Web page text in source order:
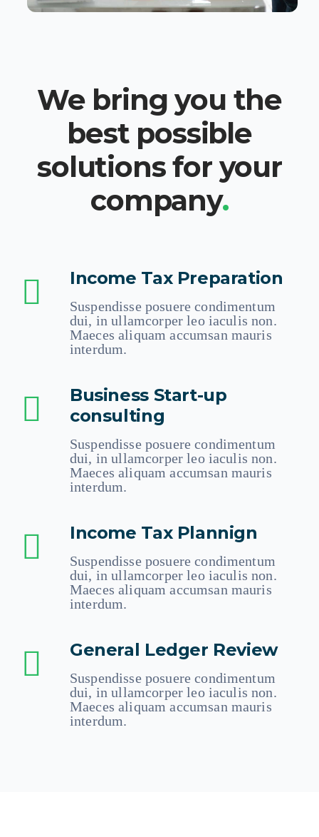
We bring you the
best possible
solutions for your
company.
Income Tax Preparation
Suspendisse posuere condimentum
dui, in ullamcorper leo iaculis non.
Maeces aliquam accumsan mauris
interdum.
Business Start-up
consulting
Suspendisse posuere condimentum
dui, in ullamcorper leo iaculis non.
Maeces aliquam accumsan mauris
interdum.
Income Tax Plannign
Suspendisse posuere condimentum
dui, in ullamcorper leo iaculis non.
Maeces aliquam accumsan mauris
interdum.
General Ledger Review
Suspendisse posuere condimentum
dui, in ullamcorper leo iaculis non.
Maeces aliquam accumsan mauris
interdum.